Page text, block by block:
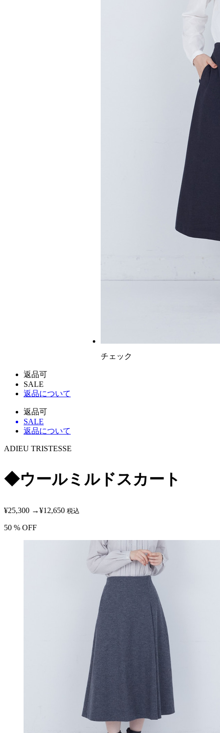
チェック
返品可
SALE
返品について
返品可
SALE
返品について
ADIEU TRISTESSE
◆ウールミルドスカート
¥25,300 →¥12,650 税込
50 % OFF